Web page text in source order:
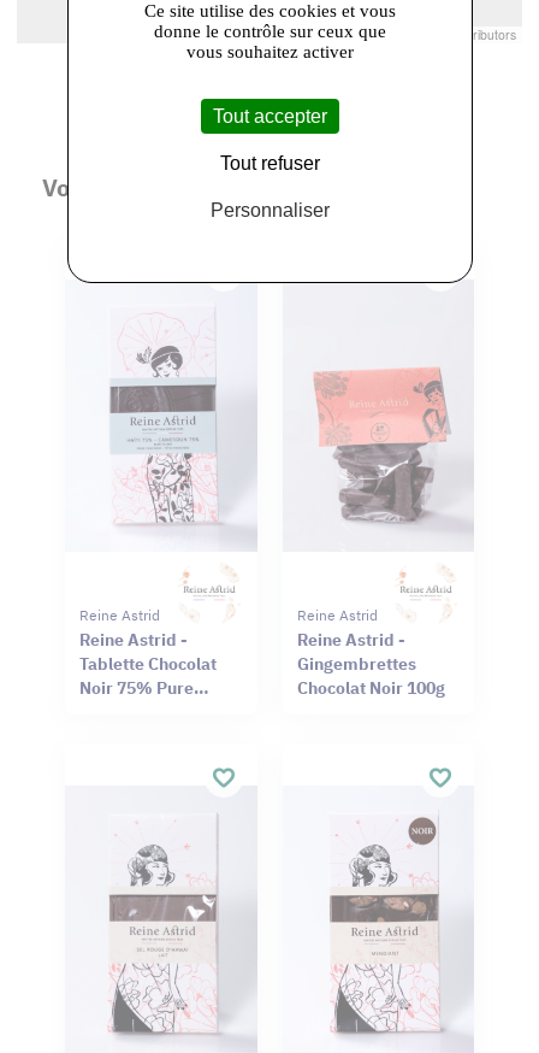
Leaflet |© Openstreetmap France | © OpenStreetMap contributors
Vous aimerez aussi
Reine Astrid
Reine Astrid -
Tablette Chocolat
Noir 75% Pure
Reine Astrid
Reine Astrid -
Gingembrettes
Chocolat Noir 100g
Ce site utilise des cookies et vous
donne le contrôle sur ceux que
vous souhaitez activer
Tout accepter
Tout refuser
Personnaliser